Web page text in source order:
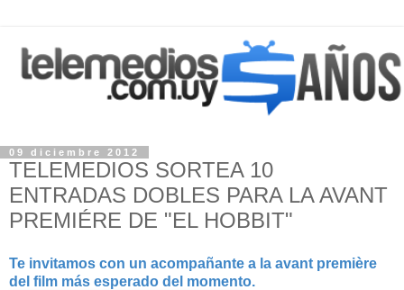
09 diciembre 2012
TELEMEDIOS SORTEA 10
ENTRADAS DOBLES PARA LA AVANT
PREMIÉRE DE "EL HOBBIT"
Te invitamos con un acompañante a la avant première
del film más esperado del momento.